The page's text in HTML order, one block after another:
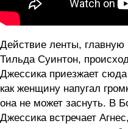
Действие ленты, главную
Тильда Суинтон,
Джессика приезжает
как женщину напугал
она не может заснуть. В
Джессика встречает